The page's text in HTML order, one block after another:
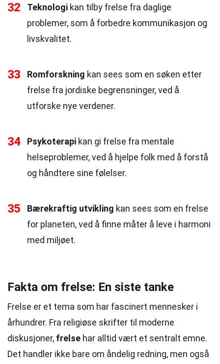
32 Teknologi kan tilby frelse fra daglige
problemer, som å forbedre kommunikasjon og
livskvalitet.
33 Romforskning kan sees som en søken etter
frelse fra jordiske begrensninger, ved å
utforske nye verdener.
34 Psykoterapi kan gi frelse fra mentale
helseproblemer, ved å hjelpe folk med å forstå
og håndtere sine følelser.
35 Bærekraftig utvikling kan sees som en frelse
for planeten, ved å finne måter å leve i harmoni
med miljøet.
Fakta om frelse: En siste tanke
Frelse er et tema som har fascinert mennesker i
århundrer. Fra religiøse skrifter til moderne
diskusjoner, frelse har alltid vært et sentralt emne.
Det handler ikke bare om åndelig redning, men også